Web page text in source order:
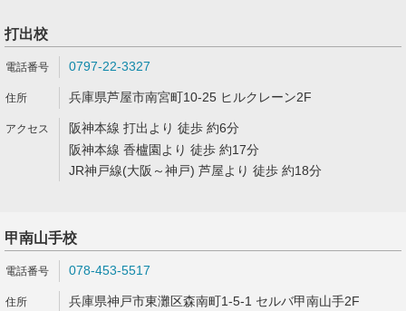
打出校
0797-22-3327
兵庫県芦屋市南宮町10-25 ヒルクレーン2F
阪神本線 打出より 徒歩 約6分
阪神本線 香櫨園より 徒歩 約17分
JR神戸線(大阪～神戸) 芦屋より 徒歩 約18分
甲南山手校
078-453-5517
兵庫県神戸市東灘区森南町1-5-1 セルバ甲南山手2F